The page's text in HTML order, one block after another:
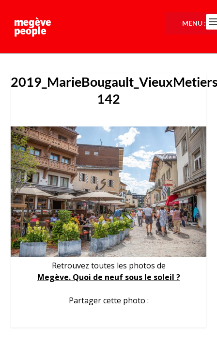
142
Retrouvez toutes les photos de
Megève. Quoi de neuf sous le soleil ?
Partager cette photo :
MENU :